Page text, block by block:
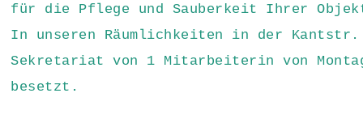
für die Pflege und Sauberkeit Ihrer
In unseren Räumlichkeiten in der
Sekretariat von 1 Mitarbeiterin von
besetzt.